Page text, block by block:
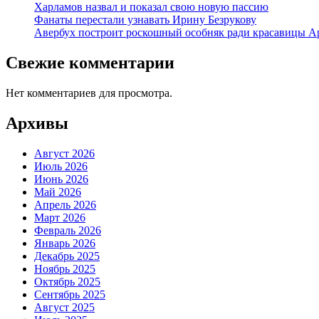
Харламов назвал и показал свою новую пассию
Фанаты перестали узнавать Ирину Безрукову
Авербух построит роскошный особняк ради красавицы
Свежие комментарии
Нет комментариев для просмотра.
Архивы
Август 2026
Июль 2026
Июнь 2026
Май 2026
Апрель 2026
Март 2026
Февраль 2026
Январь 2026
Декабрь 2025
Ноябрь 2025
Октябрь 2025
Сентябрь 2025
Август 2025